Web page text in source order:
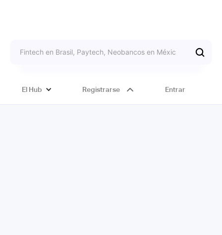
El Hub Registrarse Entrar